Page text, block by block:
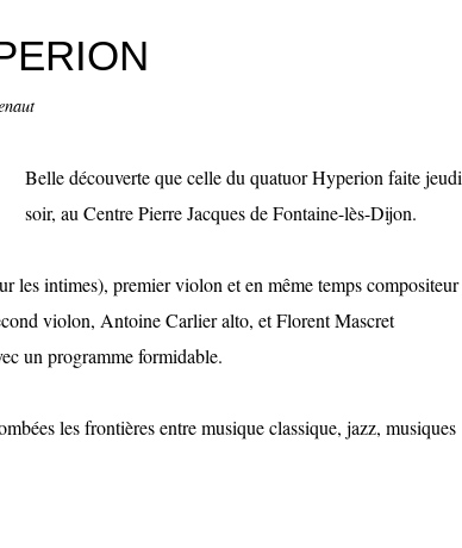
Belle découverte que celle du quatuor Hyperion faite jeudi
soir, au Centre Pierre Jacques de Fontaine-lès-Dijon.
les intimes), premier violon et en même temps compositeur
violon, Antoine Carlier alto, et Florent Mascret
un programme formidable.
les frontières entre musique classique, jazz, musiques